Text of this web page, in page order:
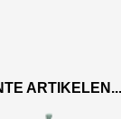
ARTIKELEN...